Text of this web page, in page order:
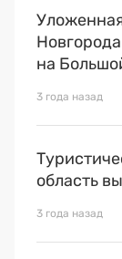
на
3 года назад
область
3 года назад